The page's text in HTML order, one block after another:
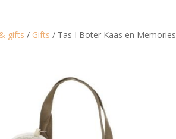
gifts / Gifts / Tas I Boter Kaas en Memories